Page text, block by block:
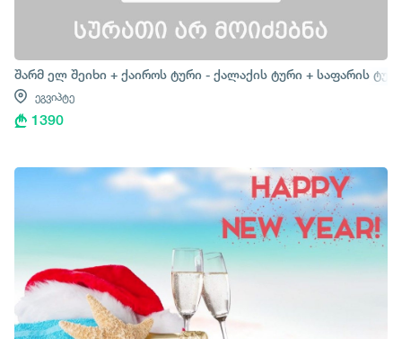
შარმ ელ შეიხი + ქაიროს ტური - ქალაქის ტური + საფარის
ეგვიპტე
1390